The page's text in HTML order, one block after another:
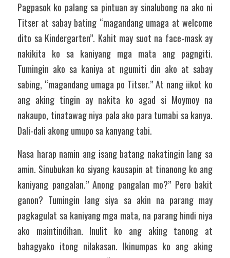
Pagpasok ko palang sa pintuan ay sinalubong na ako ni
Titser at sabay bating “magandang umaga at welcome
dito sa Kindergarten”. Kahit may suot na face-mask ay
nakikita ko sa kaniyang mga mata ang pagngiti.
Tumingin ako sa kaniya at ngumiti din ako at sabay
sabing, “magandang umaga po Titser.” At nang iikot ko
ang aking tingin ay nakita ko agad si Moymoy na
nakaupo, tinatawag niya pala ako para tumabi sa kanya.
Dali-dali akong umupo sa kanyang tabi.
Nasa harap namin ang isang batang nakatingin lang sa
amin. Sinubukan ko siyang kausapin at tinanong ko ang
kaniyang pangalan.” Anong pangalan mo?” Pero bakit
ganon? Tumingin lang siya sa akin na parang may
pagkagulat sa kaniyang mga mata, na parang hindi niya
ako maintindihan. Inulit ko ang aking tanong at
bahagyako itong nilakasan. Ikinumpas ko ang aking